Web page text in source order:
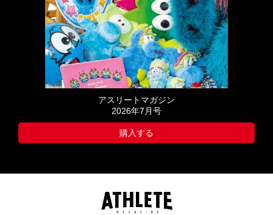
アスリートマガジン
2026年7月号
購入する